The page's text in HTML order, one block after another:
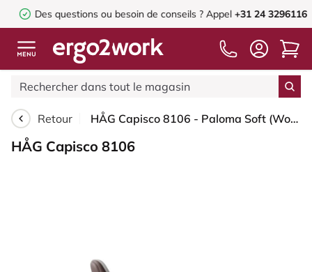
Des questions ou besoin de conseils ? Appel+31 24 3296116
Retour HÅG Capisco 8106 - Paloma Soft (Wollsdorf) - Cuir semi-aniline - ATG55130 - Dark brown - Moss Grey - 265 mm (hauteur d’assise 53–79 cm) - Patins
HÅG Capisco 8106